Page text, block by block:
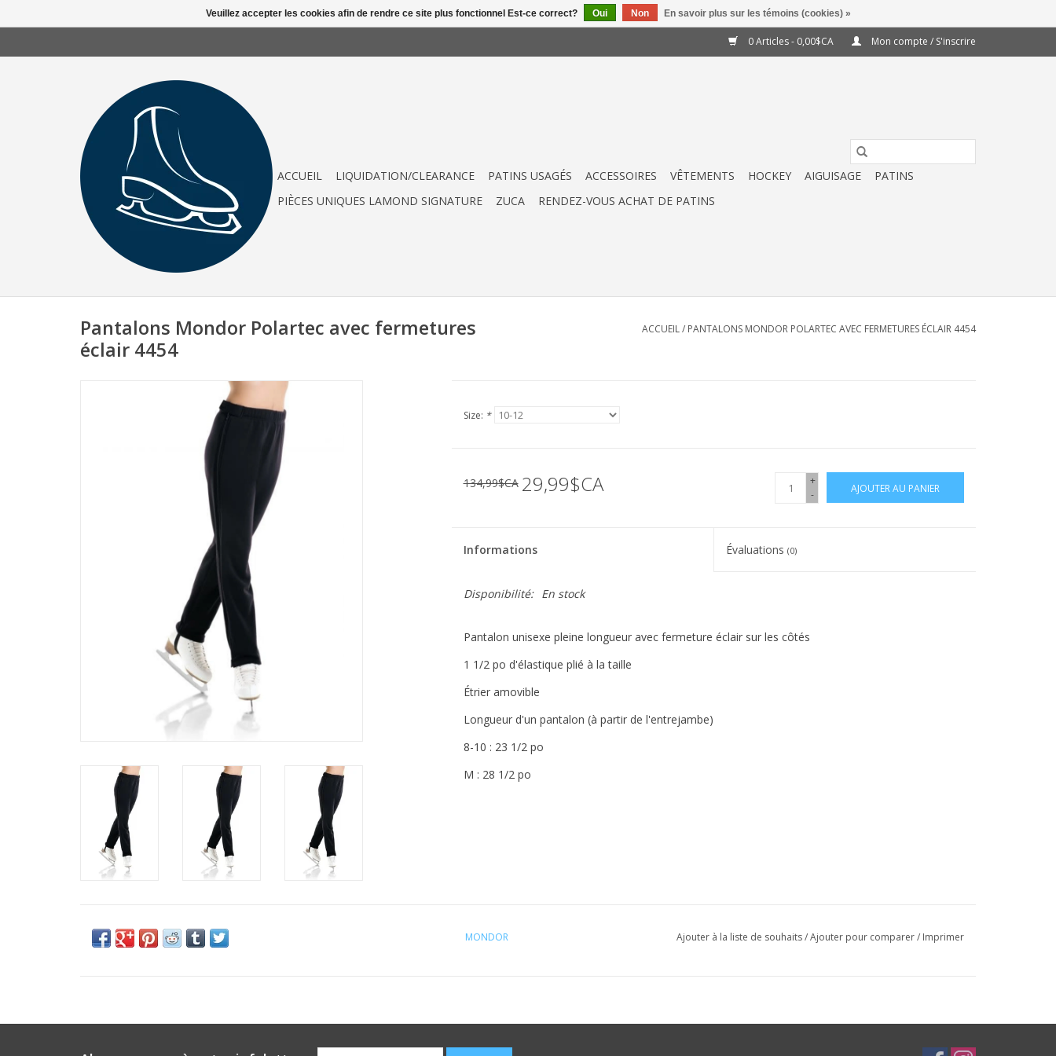
0 Articles - 0,00$CA Mon compte / S'inscrire
ACCUEIL LIQUIDATION/CLEARANCE PATINS USAGÉS ACCESSOIRES VÊTEMENTS HOCKEY AIGUISAGE
PATINS
PIÈCES UNIQUES LAMOND SIGNATURE
ZUCA RENDEZ-VOUS ACHAT DE PATINS
Pantalons Mondor Polartec avec fermetures
éclair 4454
ACCUEIL/ PANTALONS MONDOR POLARTEC AVEC FERMETURES ÉCLAIR 4454
Size: *
134,99$CA 29,99$CA
+
-
AJOUTER AU PANIER
Informations Évaluations(0)
Disponibilité: En stock
Pantalon unisexe pleine longueur avec fermeture éclair sur les côtés
1 1/2 po d'élastique plié à la taille
Étrier amovible
Longueur d'un pantalon (à partir de l'entrejambe)
8-10 : 23 1/2 po
M : 28 1/2 po
MONDOR Ajouter à la liste de souhaits/Ajouter pour comparer/ Imprimer
Veuillez accepter les cookies afin de rendre ce site plus fonctionnel Est-ce correct? Oui Non En savoir plus sur les témoins (cookies) »